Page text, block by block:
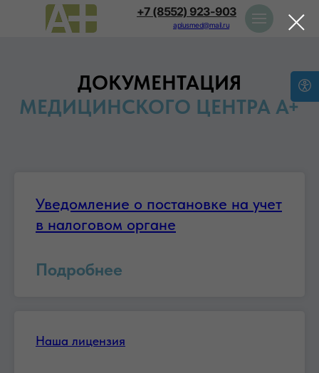
+7 (8552) 923-903
aplusmed@mail.ru
ДОКУМЕНТАЦИЯ
МЕДИЦИНСКОГО ЦЕНТРА А+
Уведомление о постановке на учет
в налоговом органе
Подробнее
Наша лицензия